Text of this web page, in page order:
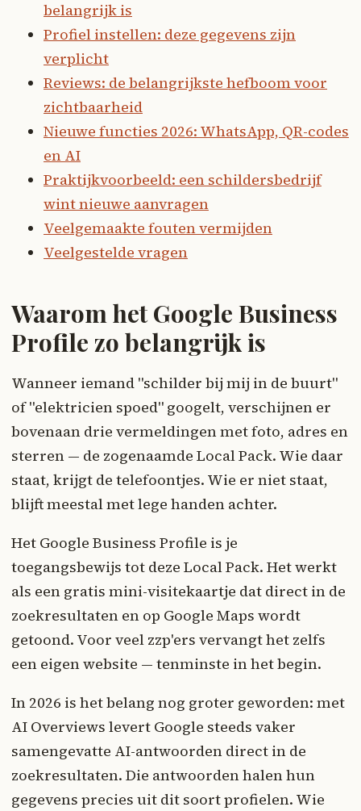
belangrijk is
Profiel instellen: deze gegevens zijn
verplicht
Reviews: de belangrijkste hefboom voor
zichtbaarheid
Nieuwe functies 2026: WhatsApp, QR-codes
en AI
Praktijkvoorbeeld: een schildersbedrijf
wint nieuwe aanvragen
Veelgemaakte fouten vermijden
Veelgestelde vragen
Waarom het Google Business
Profile zo belangrijk is
Wanneer iemand "schilder bij mij in de buurt"
of "elektricien spoed" googelt, verschijnen er
bovenaan drie vermeldingen met foto, adres en
sterren — de zogenaamde Local Pack. Wie daar
staat, krijgt de telefoontjes. Wie er niet staat,
blijft meestal met lege handen achter.
Het Google Business Profile is je
toegangsbewijs tot deze Local Pack. Het werkt
als een gratis mini-visitekaartje dat direct in de
zoekresultaten en op Google Maps wordt
getoond. Voor veel zzp'ers vervangt het zelfs
een eigen website — tenminste in het begin.
In 2026 is het belang nog groter geworden: met
AI Overviews levert Google steeds vaker
samengevatte AI-antwoorden direct in de
zoekresultaten. Die antwoorden halen hun
gegevens precies uit dit soort profielen. Wie